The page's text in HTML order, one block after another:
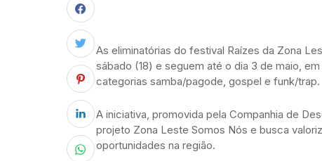
As eliminatórias do festival Raízes da Zona
sábado (18) e seguem até o dia 3 de maio,
categorias samba/pagode, gospel e funk/trap.
A iniciativa, promovida pela Companhia de
projeto Zona Leste Somos Nós e busca
oportunidades na região.